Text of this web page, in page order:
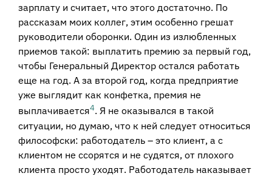
зарплату и считает, что этого достаточно. По
рассказам моих коллег, этим особенно грешат
руководители оборонки. Один из излюбленных
приемов такой: выплатить премию за первый год,
чтобы Генеральный Директор остался работать
еще на год. А за второй год, когда предприятие
уже выглядит как конфетка, премия не
выплачивается4. Я не оказывался в такой
ситуации, но думаю, что к ней следует относиться
философски: работодатель – это клиент, а с
клиентом не ссорятся и не судятся, от плохого
клиента просто уходят. Работодатель наказывает